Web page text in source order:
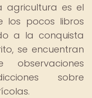
agricultura es el
los pocos libros
a la conquista
se encuentran
sobre